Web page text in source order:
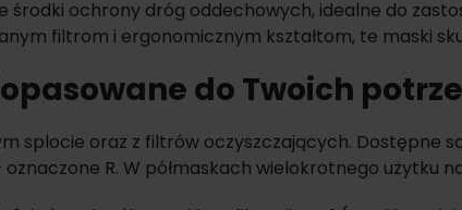
środki ochrony dróg oddechowych, idealne do
filtrom i ergonomicznym kształtom, te maski
do Twoich
splocie oraz z filtrów oczyszczających. Dostępne
R. W półmaskach wielokrotnego użytku